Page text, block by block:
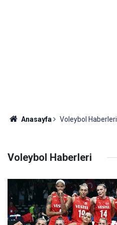
Anasayfa Voleybol Haberleri
Voleybol Haberleri